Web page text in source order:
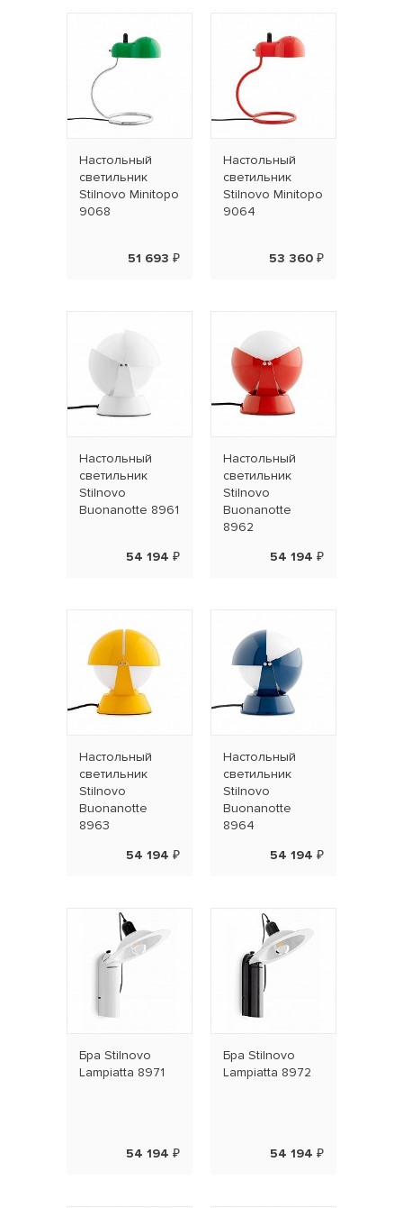
Наcтольный
светильник
Stilnovo Minitopo
9068
51 693 ₽
Наcтольный
светильник
Stilnovo Minitopo
9064
53 360 ₽
Наcтольный
светильник
Stilnovo
Buonanotte 8961
54 194 ₽
Наcтольный
светильник
Stilnovo
Buonanotte
8962
54 194 ₽
Наcтольный
светильник
Stilnovo
Buonanotte
8963
54 194 ₽
Наcтольный
светильник
Stilnovo
Buonanotte
8964
54 194 ₽
Бра Stilnovo
Lampiatta 8971
54 194 ₽
Бра Stilnovo
Lampiatta 8972
54 194 ₽